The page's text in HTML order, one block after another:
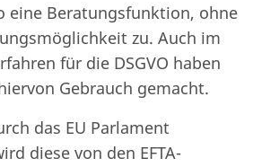
eine Beratungsfunktion, ohne
zu. Auch im
für die DSGVO haben
Gebrauch gemacht.
das EU Parlament
diese von den EFTA-